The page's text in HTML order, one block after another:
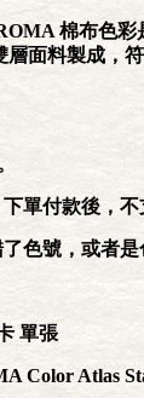
棉布色彩
層面料製成，
單付款後，
色號，或者是
單張
Color Atlas